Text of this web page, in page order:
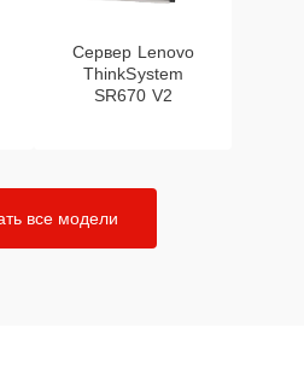
Сервер Lenovo
ThinkSystem
SR670 V2
все модели